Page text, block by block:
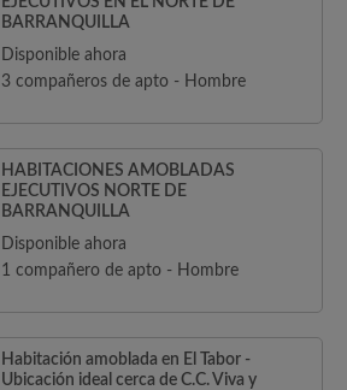
BARRANQUILLA
Disponible ahora
3 compañeros de apto - Hombre
HABITACIONES AMOBLADAS
EJECUTIVOS NORTE DE
BARRANQUILLA
Disponible ahora
1 compañero de apto - Hombre
Habitación amoblada en El Tabor -
Ubicación ideal cerca de C.C. Viva y